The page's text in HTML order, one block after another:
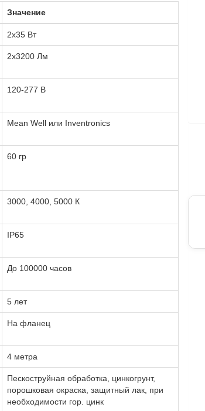
Значение
2x35 Вт
2x3200 Лм
120-277 В
Mean Well или Inventronics
60 гр
3000, 4000, 5000 К
IP65
До 100000 часов
5 лет
На фланец
4 метра
Пескоструйная обработка, цинкогрунт,
порошковая окраска, защитный лак, при
необходимости гор. цинк